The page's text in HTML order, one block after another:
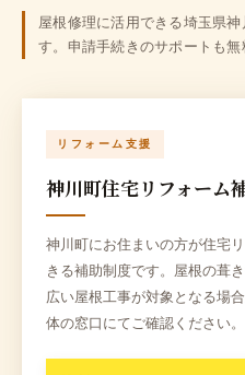
屋根修理に活用できる埼玉県
す。申請手続きのサポートも無
リフォーム支援
神川町住宅リフォーム
神川町にお住まいの方が住宅
きる補助制度です。屋根の葺
広い屋根工事が対象となる場
体の窓口にてご確認ください。